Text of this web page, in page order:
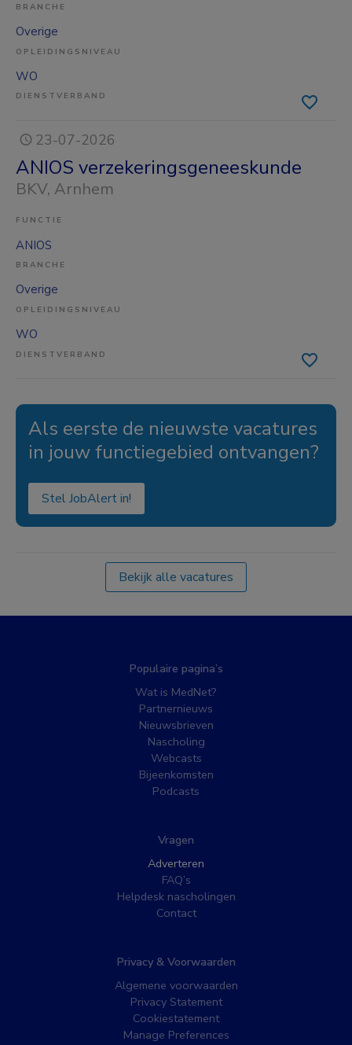
BRANCHE
Overige
OPLEIDINGSNIVEAU
WO
DIENSTVERBAND
23-07-2026
ANIOS verzekeringsgeneeskunde
BKV, Arnhem
FUNCTIE
ANIOS
BRANCHE
Overige
OPLEIDINGSNIVEAU
WO
DIENSTVERBAND
Als eerste de nieuwste vacatures
in jouw functiegebied ontvangen?
Stel JobAlert in!
Bekijk alle vacatures
Populaire pagina’s
Wat is MedNet?
Partnernieuws
Nieuwsbrieven
Nascholing
Webcasts
Bijeenkomsten
Podcasts
Vragen
Adverteren
FAQ’s
Helpdesk nascholingen
Contact
Privacy & Voorwaarden
Algemene voorwaarden
Privacy Statement
Cookiestatement
Manage Preferences